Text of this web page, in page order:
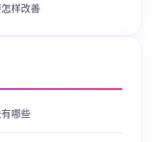
样改善
哪些